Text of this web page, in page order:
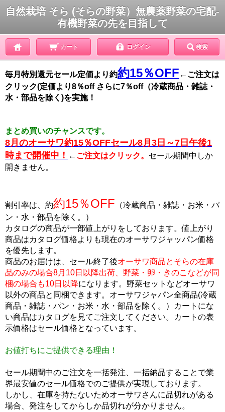
自然栽培 そら (そらの野菜）無農薬野菜の宅配-
有機野菜の先を目指して
カート ログイン 検索
毎月特別還元セール定価より約約15％OFF ←ご注文は
クリック(定価より8％off さらに7％off（冷蔵商品・雑誌・
水・部品を除く)を実施！
まとめ買いのチャンスです。
8月のオーサワ約15％OFFセール8月3日～7日午後1
時まで開催中！ ← ご注文はクリック。 セール期間中しか
開きません。
割引率は、約約15％OFF （冷蔵商品・雑誌・お米・パ
ン・水・部品を除く。）
カタログの商品が一部値上がりをしております。値上がり
商品はカタログ価格よりも現在のオーサワジャッパン価格
を優先します。
商品のお届けは、セール終了後オーサワ商品とそらの在庫
品のみの場合8月10日以降出荷、野菜・卵・きのこなどが同
梱の場合も10日以降になります。野菜セットなどオーサワ
以外の商品と同梱できます。オーサワジャパン全商品(冷蔵
商品・雑誌・パン・お米・水・部品を除く。）カートにな
い商品はカタログを見てご注文してください。カートの表
示価格はセール価格となっています。
お値打ちにご提供できる理由！
セール期間中のご注文を一括発注、一括納品することで業
界最安値のセール価格でのご提供が実現しております。
しかし、在庫を持たないためオーサワさんに品切れがある
場合、発注をしてからしか品切れが分かりません。